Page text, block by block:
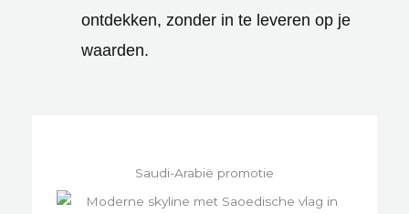
ontdekken, zonder in te leveren op je
waarden.
Saudi-Arabië promotie